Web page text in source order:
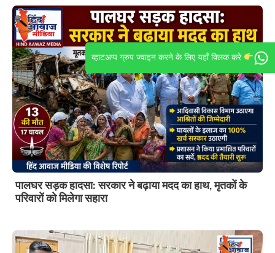
व्हाटअप्प ग्रुप ज्वाइन करने के लिए यहाँ क्लिक करे
पालघर सड़क हादसा: सरकार ने बढ़ाया मदद का हाथ, मृतकों के
परिवारों को मिलेगा सहारा